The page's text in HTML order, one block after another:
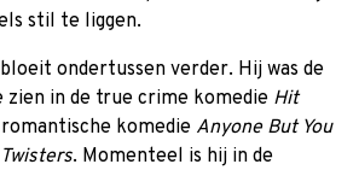
stil te liggen.
ondertussen verder. Hij was de
in de true crime komedie Hit
komedie Anyone But You
Twisters. Momenteel is hij in de